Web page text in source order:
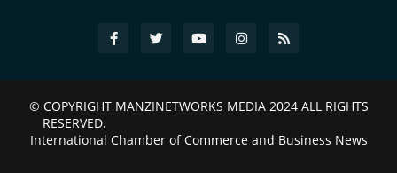
© COPYRIGHT MANZINETWORKS MEDIA 2024ALL RIGHTS
RESERVED.
International Chamber of Commerce and Business News